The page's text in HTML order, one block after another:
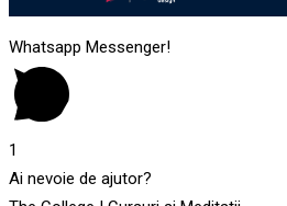
Whatsapp Messenger!
1
Ai nevoie de ajutor?